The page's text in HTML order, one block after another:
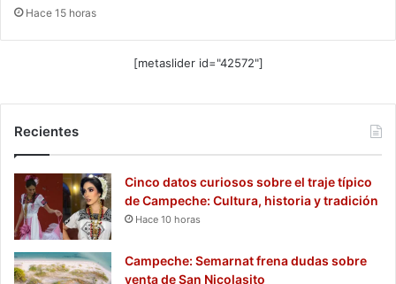
Hace 15 horas
[metaslider id="42572"]
Recientes
Cinco datos curiosos sobre el traje típico
de Campeche: Cultura, historia y tradición
Hace 10 horas
Campeche: Semarnat frena dudas sobre
venta de San Nicolasito